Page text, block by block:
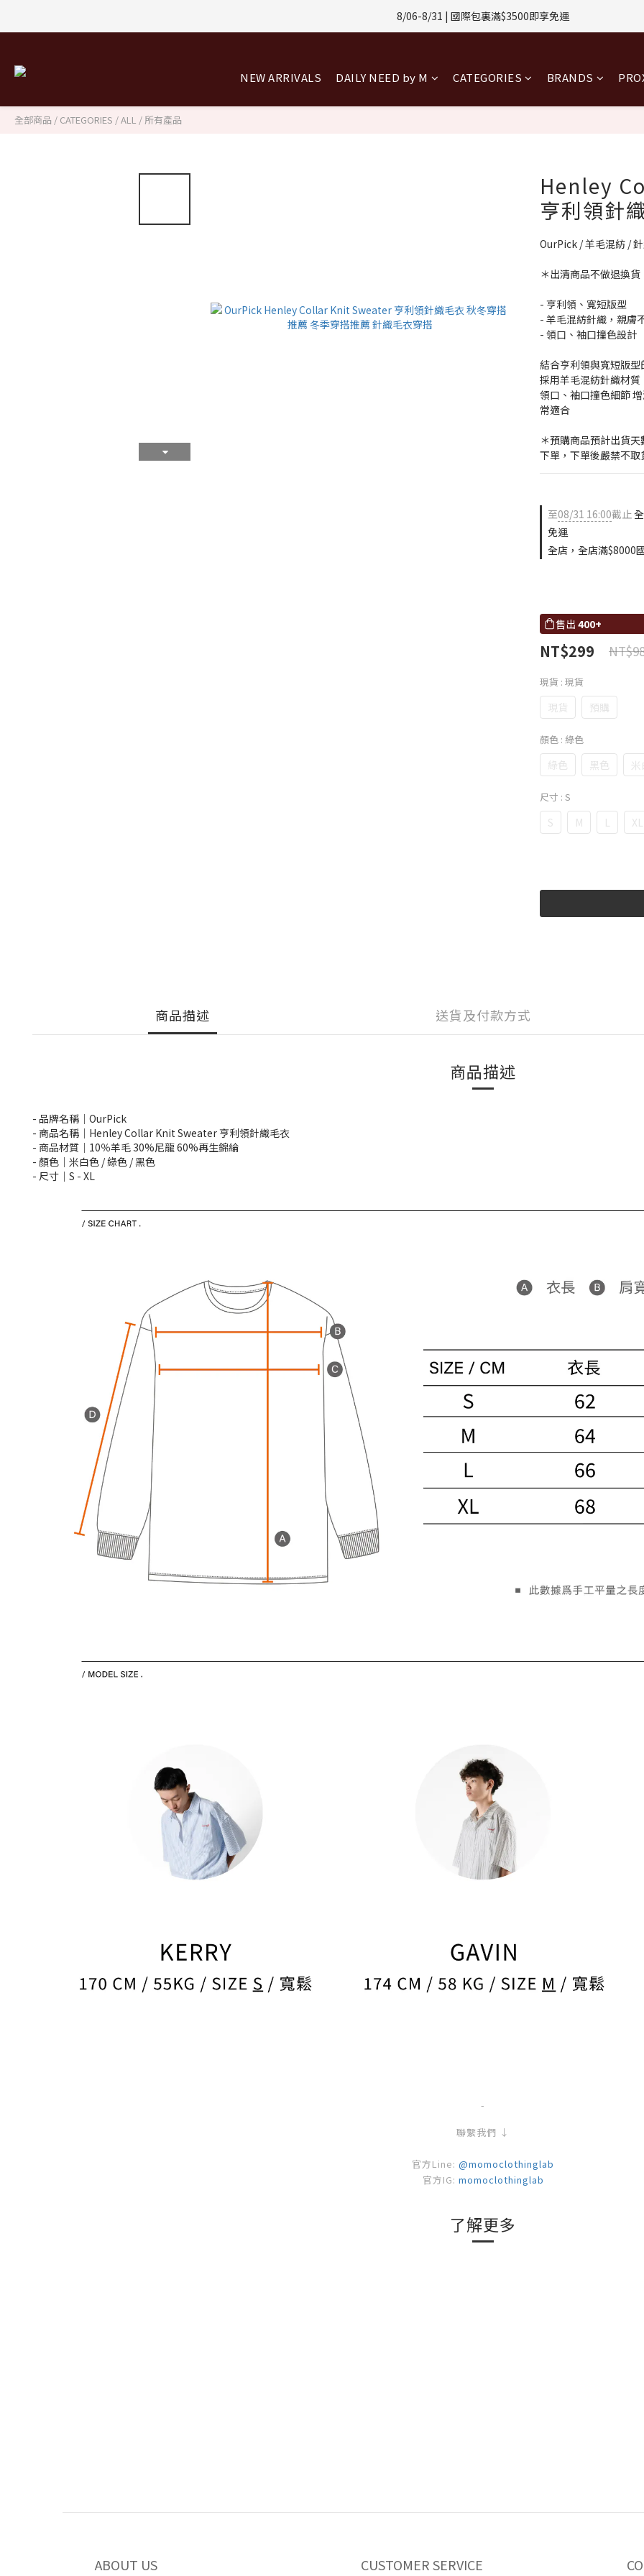
8/01-8/31 | 任選2件CUBOX正價商品 贈【威靈頓 / 波士頓墨鏡】(數量有限售
8/08-8/10 | 全館任選3件 贈 $188購物金
NEW ARRIVALS DAILY NEED by M CATEGORIES BRANDS
全部商品 / CATEGORIES /ALL / 所有產品
Henley
亨利領針
OurPick / 羊毛混紡 /
＊出清商品不做退換
- 亨利領、寬短版型
- 羊毛混紡針織，親膚
- 領口、袖口撞色設計
結合亨利領與寬短版
採用羊毛混紡針織材
領口、袖口撞色細節
常適合
＊預購商品預計出貨
下單，下單後嚴禁不取
至08/31 16:00截止
免運
全店，全店滿$8000
售出 400+
NT$299
現貨 : 現貨
現貨 預購
顏色 : 綠色
綠色 黑色
尺寸 : S
S M L XL
商品描述 送貨及付款方式
商品描述
- 品牌名稱｜OurPick
- 商品名稱｜Henley Collar Knit Sweater 亨利領針織毛衣
- 商品材質｜10％羊毛 30%尼龍 60%再生錦綸
- 顏色｜米白色 / 綠色 / 黑色
- 尺寸｜S - XL
-
聯繫我們 ↓
官方Line: @momoclothinglab
官方IG: momoclothinglab
了解更多
ABOUT US CUSTOMER SERVICE